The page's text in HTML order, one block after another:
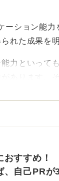
ーション能
れた成果を
力といって
あります。
とが好きなだ
のです。
おすすめ！
、自己PRが